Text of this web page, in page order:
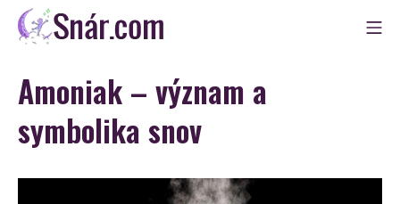
Skip
Snár
Amoniak – význam a
symbolika snov